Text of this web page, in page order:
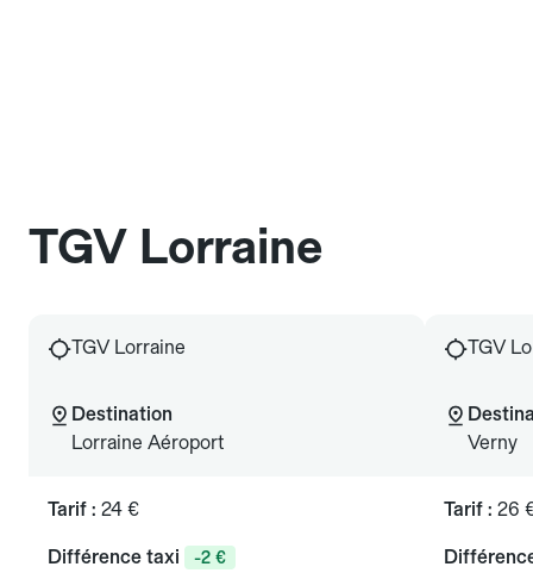
TGV Lorraine
TGV Lorraine
Destination
Lorraine Aéroport
Tarif : 24 €
Différence taxi -2 €
TGV
Verny
Tarif : 26